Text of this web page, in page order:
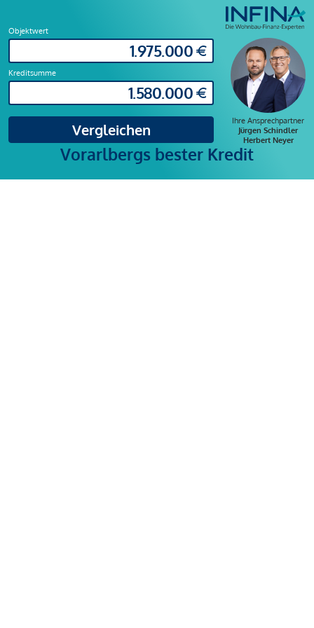
Objektwert
Kreditsumme
Vergleichen
Ihre Ansprechpartner
Jürgen Schindler
Herbert Neyer
Vorarlbergs bester Kredit